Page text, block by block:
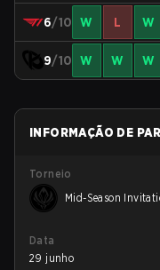
6/10 W L W
9/10 W W W
INFORMAÇÃO DE
Torneio
Mid-Season
Data
29 junho